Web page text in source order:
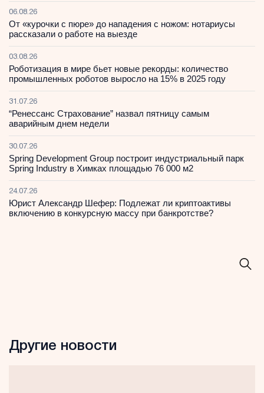
06.08.26
От «курочки с пюре» до нападения с ножом: нотариусы
рассказали о работе на выезде
03.08.26
Роботизация в мире бьет новые рекорды: количество
промышленных роботов выросло на 15% в 2025 году
31.07.26
“Ренессанс Страхование” назвал пятницу самым
аварийным днем недели
30.07.26
Spring Development Group построит индустриальный парк
Spring Industry в Химках площадью 76 000 м2
24.07.26
Юрист Александр Шефер: Подлежат ли криптоактивы
включению в конкурсную массу при банкротстве?
Другие новости